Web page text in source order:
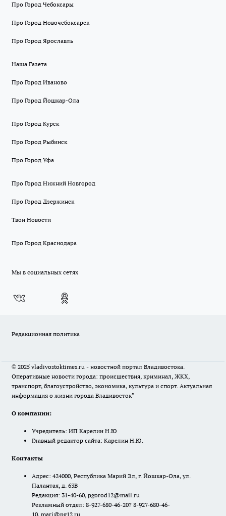
Про Город Чебоксары
Про Город Новочебоксарск
Про Город Ярославль
Наша Газета
Про Город Иваново
Про Город Йошкар-Ола
Про Город Курск
Про Город Рыбинск
Про Город Уфа
Про Город Нижний Новгород
Про Город Дзержинск
Твои Новости
Про Город Краснодара
Мы в социальных сетях
Редакционная политика
© 2025 vladivostoktimes.ru - новостной портал Владивостока.
Оперативные новости города: происшествия, криминал, ЖКХ,
транспорт, благоустройство, экономика, культура и спорт. Актуальная
информация о жизни города Владивосток"
О компании:
Учредитель: ИП Карелин Н.Ю
Главный редактор сайта: Карелин Н.Ю.
Контакты
Адрес: 424000, Республика Марий Эл, г. Йошкар-Ола, ул.
Палантая, д. 63В
Редакция: 31-40-60, pgorod12@mail.ru
Рекламный отдел: 8-927-680-46-20? 8-927-680-46-
10, mari@pg12.ru